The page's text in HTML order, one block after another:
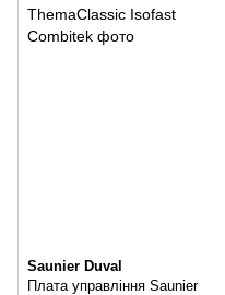
Saunier Duval
Плата управління Saunier